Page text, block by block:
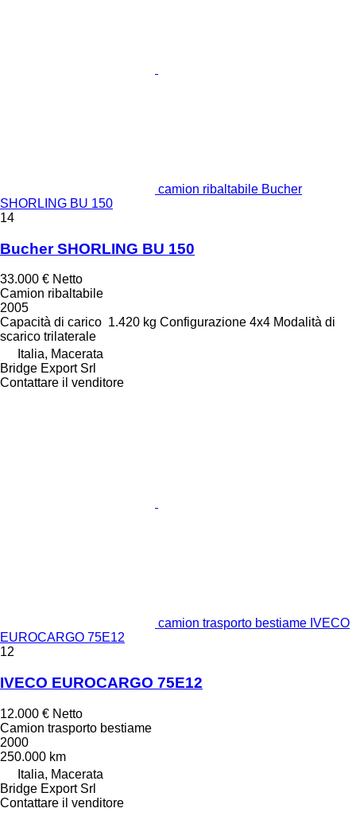
camion ribaltabile Bucher
SHORLING BU 150
14
Bucher SHORLING BU 150
33.000 € Netto
Camion ribaltabile
2005
Capacità di carico 1.420 kg Configurazione 4x4 Modalità di
scarico trilaterale
Italia, Macerata
Bridge Export Srl
Contattare il venditore
camion trasporto bestiame IVECO
EUROCARGO 75E12
12
IVECO EUROCARGO 75E12
12.000 € Netto
Camion trasporto bestiame
2000
250.000 km
Italia, Macerata
Bridge Export Srl
Contattare il venditore